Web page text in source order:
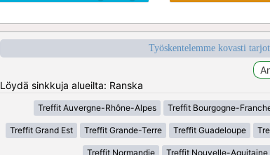
Työskentelemme kovasti
Löydä sinkkuja alueilta: Ranska
Treffit Auvergne-Rhône-Alpes Treffit Bourgogne-
Treffit Grand Est Treffit Grande-Terre Treffit Guadeloupe
Treffit Normandie Treffit Nouvelle-Aquitaine